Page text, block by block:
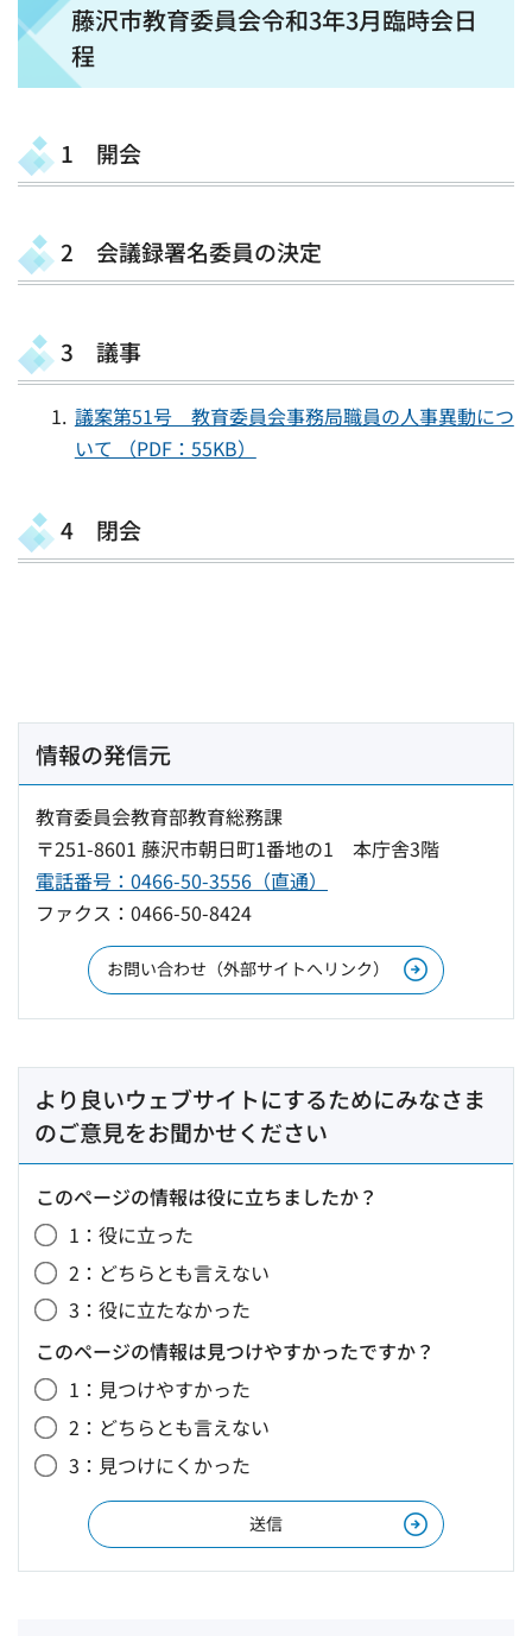
藤沢市教育委員会令和3年3月臨時会日
程
1 開会
2 会議録署名委員の決定
3 議事
議案第51号 教育委員会事務局職員の人事異動につ
いて （PDF：55KB）
4 閉会
情報の発信元
教育委員会教育部教育総務課
〒251-8601 藤沢市朝日町1番地の1 本庁舎3階
電話番号：0466-50-3556（直通）
ファクス：0466-50-8424
お問い合わせ（外部サイトへリンク）
より良いウェブサイトにするためにみなさま
のご意見をお聞かせください
このページの情報は役に立ちましたか？
1：役に立った
2：どちらとも言えない
3：役に立たなかった
このページの情報は見つけやすかったですか？
1：見つけやすかった
2：どちらとも言えない
3：見つけにくかった